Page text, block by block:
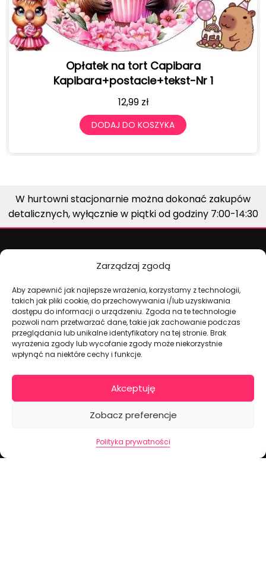
Zarządzaj zgodą
Aby zapewnić jak najlepsze wrażenia, korzystamy z technologii,
takich jak pliki cookie, do przechowywania i/lub uzyskiwania
dostępu do informacji o urządzeniu. Zgoda na te technologie
pozwoli nam przetwarzać dane, takie jak zachowanie podczas
przeglądania lub unikalne identyfikatory na tej stronie. Brak
wyrażenia zgody lub wycofanie zgody może niekorzystnie
wpłynąć na niektóre cechy i funkcje.
Akceptuję
Zobacz preferencje
Polityka prywatności
BALONY URODZINOWE Z NADRUKIEM LABUBU
SZTUK 30 CM
19,99
DODAJ DO KOSZYKA
W hurtowni stacjonarnie można dokonać zakupów
detalicznych, wyłącznie w piątki od godziny 7:00-14:30
Dekoracje na torty i akcesoria imprezowe
KONTAKT I DANE FIRMOWE
+48 511 246 275
tortoweozdoby.sklep@gmail.com
Giełda Spożywcza Okęcie Pawilon 403